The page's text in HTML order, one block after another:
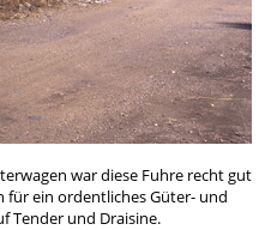
war diese Fuhre recht gut
für ein ordentliches Güter- und
Tender und Draisine.